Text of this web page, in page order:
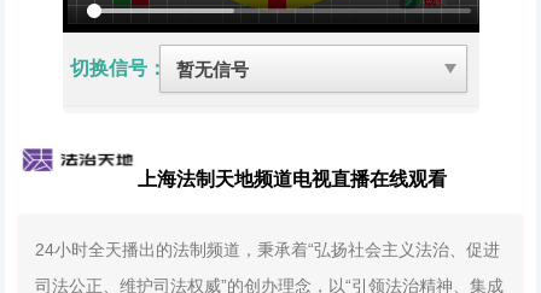
切换信号：
上海法制天地频道电视直播在线观看
24小时全天播出的法制频道，秉承着“弘扬社会主义法治、促进
司法公正、维护司法权威”的创办理念，以“引领法治精神、集成